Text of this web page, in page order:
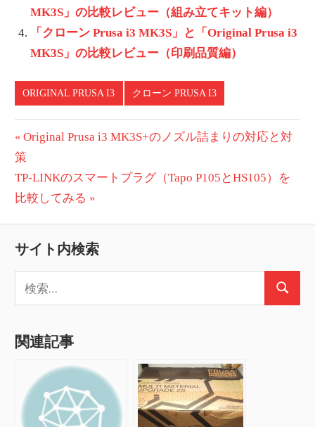
MK3S」の比較レビュー（組み立てキット編）
「クローン Prusa i3 MK3S」と「Original Prusa i3
MK3S」の比較レビュー（印刷品質編）
ORIGINAL PRUSA I3 クローン PRUSA I3
投
稿
ナ
ビ
ゲ
ー
シ
ョ
前
の
投
稿:
Original Prusa i3 MK3S+のノズル詰まりの対応と対
策
次
の
TP-LINKのスマートプラグ（Tapo P105とHS105）を
比較してみる
サイト内検索
検
関連記事